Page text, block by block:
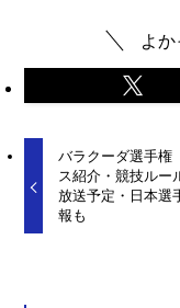
よか
バラクーダ選手
ス紹介・競技ルー
放送予定・日本選
報も